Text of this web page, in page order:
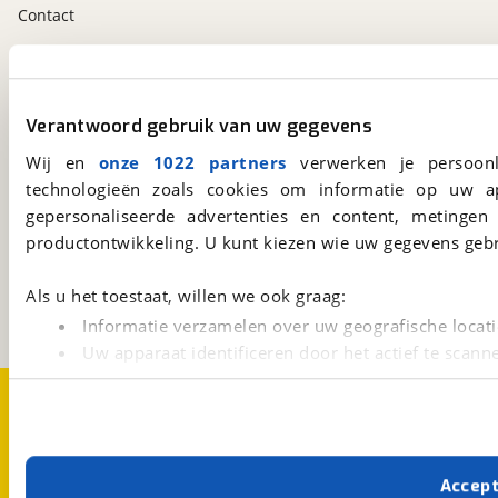
Verantwoord gebruik van uw gegevens
Wij en onze 1022 partners verwerken je
technologieën zoals cookies om informatie op
gepersonaliseerde advertenties en content,
productontwikkeling. U kunt kiezen wie uw gegevens
Als u het toestaat, willen we ook graag:
Informatie verzamelen over uw geografische
Uw apparaat identificeren door het actief te
Lees meer over hoe uw persoonlijke gegevens worden
Met cookies en vergelijkbare technieken zorgen we
cookies zorgen ervoor dat de website goed werkt.
Contact
viaBOVAG.nl
15
Een initiatief van
BOVAG
viaBOVAG.nl app
Altijd het meest recente aanbod bij de hand.